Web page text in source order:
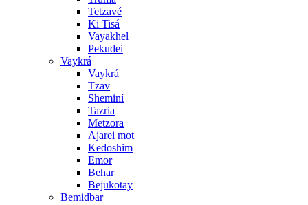
Tetzavé
Ki Tisá
Vayakhel
Pekudei
Vaykrá
Vaykrá
Tzav
Sheminí
Tazria
Metzora
Ajarei mot
Kedoshim
Emor
Behar
Bejukotay
Bemidbar